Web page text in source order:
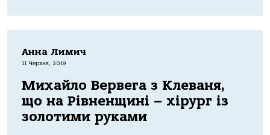
Анна Лимич
11 Червня, 2019
Михайло Вервега з Клеваня,
що на Рівненщині – хірург із
золотими руками